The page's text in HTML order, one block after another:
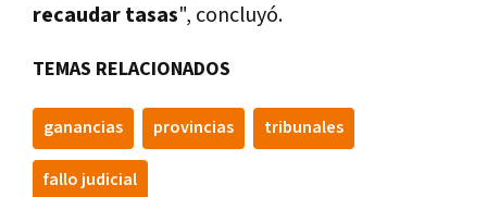
recaudar tasas", concluyó.
TEMAS RELACIONADOS
ganancias provincias tribunales
fallo judicial